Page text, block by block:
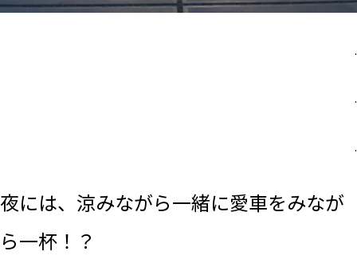
.
.
.
夜には、涼みながら一緒に愛車をみなが
ら一杯！？